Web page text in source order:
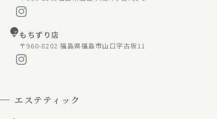
もちずり店
〒960-8202 福島県福島市山口字古坂11
エステティック